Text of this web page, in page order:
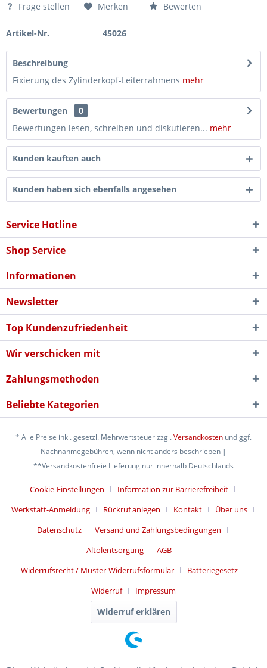
Frage stellen Merken Bewerten
Artikel-Nr. 45026
Beschreibung
Fixierung des Zylinderkopf-Leiterrahmens mehr
Bewertungen
0
Bewertungen lesen, schreiben und diskutieren... mehr
Kunden kauften auch
Kunden haben sich ebenfalls angesehen
Service Hotline
Shop Service
Informationen
Newsletter
Top Kundenzufriedenheit
Wir verschicken mit
Zahlungsmethoden
Beliebte Kategorien
* Alle Preise inkl. gesetzl. Mehrwertsteuer zzgl.Versandkosten und ggf.
Nachnahmegebühren, wenn nicht anders beschrieben |
**Versandkostenfreie Lieferung nur innerhalb Deutschlands
Cookie-Einstellungen
Information zur Barrierefreiheit
Werkstatt-Anmeldung
Rückruf anlegen Kontakt
Über uns
Datenschutz
Versand und Zahlungsbedingungen
Altölentsorgung
AGB
Widerrufsrecht / Muster-Widerrufsformular
Batteriegesetz
Widerruf
Impressum
Widerruf erklären